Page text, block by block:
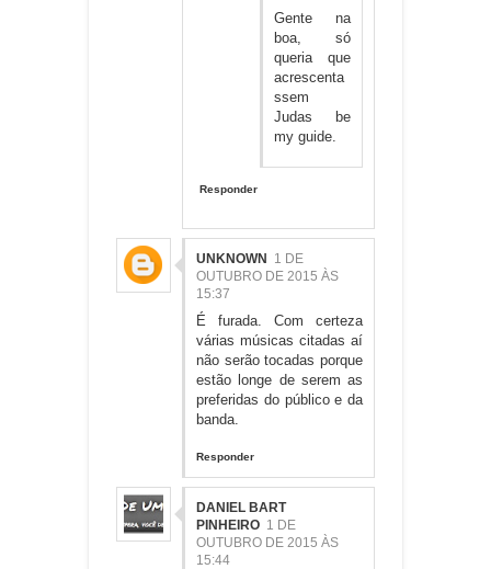
Gente na
boa, só
queria que
acrescenta
ssem
Judas be
my guide.
Responder
UNKNOWN 1 DE
OUTUBRO DE 2015 ÀS
15:37
É furada. Com certeza
várias músicas citadas aí
não serão tocadas porque
estão longe de serem as
preferidas do público e da
banda.
Responder
DANIEL BART
PINHEIRO 1 DE
OUTUBRO DE 2015 ÀS
15:44